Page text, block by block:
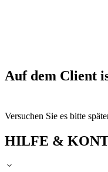
Auf dem Client
Versuchen Sie es bitte
HILFE &